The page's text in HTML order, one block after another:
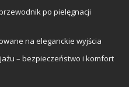
po pielęgnacji
na eleganckie wyjścia
– bezpieczeństwo i komfort